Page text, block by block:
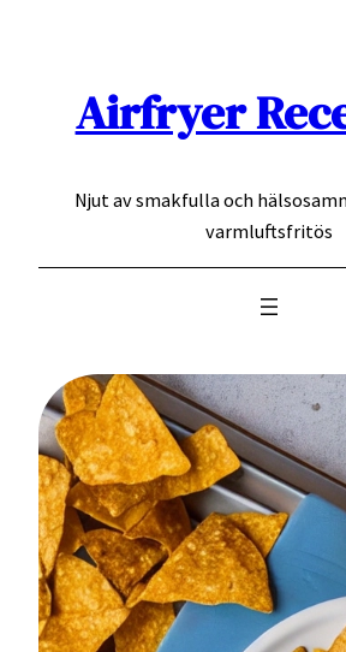
Airfryer
Njut av smakfulla och
varmluftsfritös